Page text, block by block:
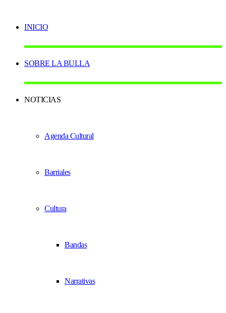
INICIO
SOBRE LA BULLA
NOTICIAS
Agenda Cultural
Barriales
Cultura
Bandas
Narrativas